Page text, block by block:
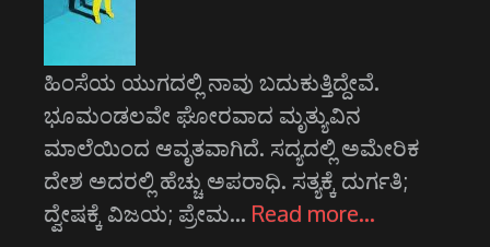
ಹಿಂಸೆಯ ಯುಗದಲ್ಲಿ ನಾವು ಬದುಕುತ್ತಿದ್ದೇವೆ.
ಭೂಮಂಡಲವೇ ಘೋರವಾದ ಮೃತ್ಯುವಿನ
ಮಾಲೆಯಿಂದ ಆವೃತವಾಗಿದೆ. ಸದ್ಯದಲ್ಲಿ ಅಮೇರಿಕ
ದೇಶ ಅದರಲ್ಲಿ ಹೆಚ್ಚು ಅಪರಾಧಿ. ಸತ್ಯಕ್ಕೆ ದುರ್ಗತಿ;
ದ್ವೇಷಕ್ಕೆ ವಿಜಯ; ಪ್ರೇಮ… Read more…